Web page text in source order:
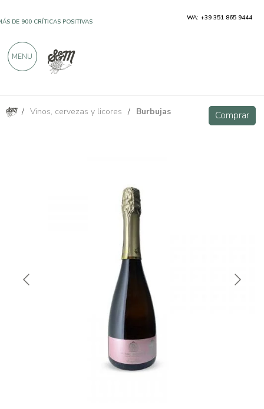
/ Vinos, cervezas y licores / Burbujas Comprar
Comprar
DE 900 CRÍTICAS POSITIVAS WA: +39 351 865 9444
MENU